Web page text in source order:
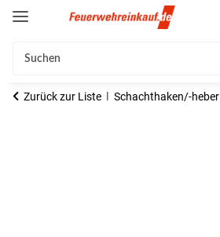
Zurück zur Liste Schachthaken/-heber